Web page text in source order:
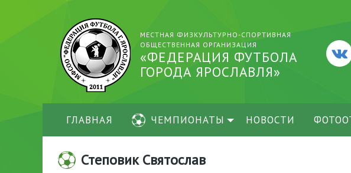
МЕСТНАЯ ФИЗКУЛЬТУРНО-СПОРТИВНАЯ
ОБЩЕСТВЕННАЯ ОРГАНИЗАЦИЯ
«ФЕДЕРАЦИЯ ФУТБОЛА
ГОРОДА ЯРОСЛАВЛЯ»
ГЛАВНАЯ ЧЕМПИОНАТЫ НОВОСТИ
Степовик Святослав